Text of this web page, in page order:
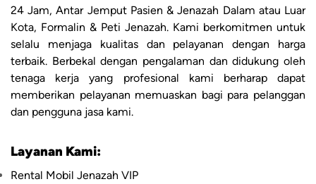
24 Jam, Antar Jemput Pasien & Jenazah Dalam atau Luar
Kota, Formalin & Peti Jenazah. Kami berkomitmen untuk
selalu menjaga kualitas dan pelayanan dengan harga
terbaik. Berbekal dengan pengalaman dan didukung oleh
tenaga kerja yang profesional kami berharap dapat
memberikan pelayanan memuaskan bagi para pelanggan
dan pengguna jasa kami.
Layanan Kami:
Rental Mobil Jenazah VIP